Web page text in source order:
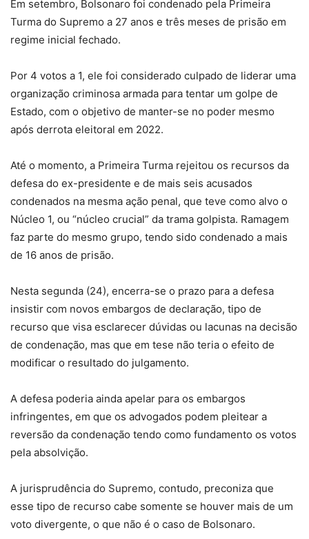
Em setembro, Bolsonaro foi condenado pela Primeira
Turma do Supremo a 27 anos e três meses de prisão em
regime inicial fechado.
Por 4 votos a 1, ele foi considerado culpado de liderar uma
organização criminosa armada para tentar um golpe de
Estado, com o objetivo de manter-se no poder mesmo
após derrota eleitoral em 2022.
Até o momento, a Primeira Turma rejeitou os recursos da
defesa do ex-presidente e de mais seis acusados
condenados na mesma ação penal, que teve como alvo o
Núcleo 1, ou “núcleo crucial” da trama golpista. Ramagem
faz parte do mesmo grupo, tendo sido condenado a mais
de 16 anos de prisão.
Nesta segunda (24), encerra-se o prazo para a defesa
insistir com novos embargos de declaração, tipo de
recurso que visa esclarecer dúvidas ou lacunas na decisão
de condenação, mas que em tese não teria o efeito de
modificar o resultado do julgamento.
A defesa poderia ainda apelar para os embargos
infringentes, em que os advogados podem pleitear a
reversão da condenação tendo como fundamento os votos
pela absolvição.
A jurisprudência do Supremo, contudo, preconiza que
esse tipo de recurso cabe somente se houver mais de um
voto divergente, o que não é o caso de Bolsonaro.